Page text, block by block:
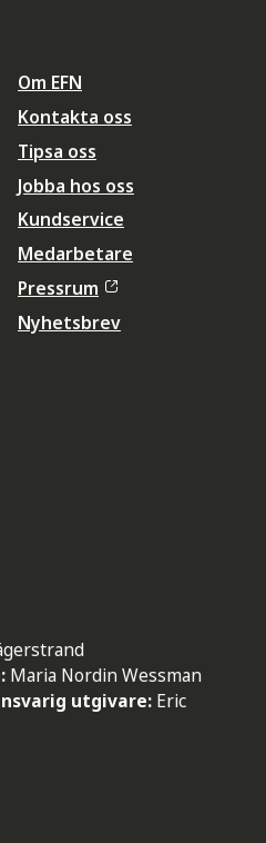
Om EFN
Kontakta oss
Tipsa oss
Jobba hos oss
Kundservice
Medarbetare
Pressrum
Nyhetsbrev
Maria Nordin Wessman
utgivare: Eric